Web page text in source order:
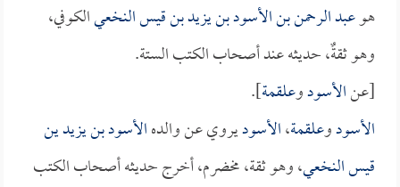
هوعبد الرحمن بن الأسود بن يزيد بن قيس النخعيالكوفي،
وهو ثقةٌ، حديثه عند أصحاب الكتب الستة.
[عنالأسودوعلقمة].
الأسودوعلقمة،الأسوديروي عن والدهالأسود بن يزيد ين
قيس النخعي، وهو ثقة، مخضرم، أخرج حديثه أصحاب الكتب